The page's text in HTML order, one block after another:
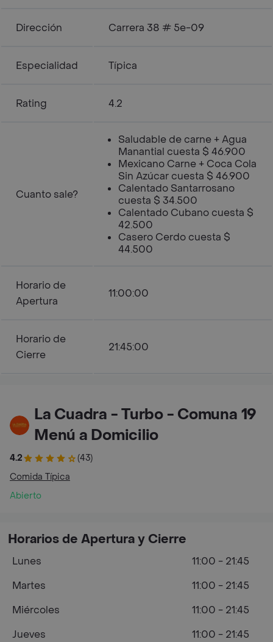
Dirección Carrera 38 # 5e-09
Especialidad Típica
Rating 4.2
Cuanto sale?
Saludable de carne + Agua
Manantial cuesta $ 46.900
Mexicano Carne + Coca Cola
Sin Azúcar cuesta $ 46.900
Calentado Santarrosano
cuesta $ 34.500
Calentado Cubano cuesta $
42.500
Casero Cerdo cuesta $
44.500
Horario de
Apertura
11:00:00
Horario de
Cierre
21:45:00
La Cuadra - Turbo - Comuna 19
Menú a Domicilio
4.2
(43)
Comida Típica
Abierto
Horarios de Apertura y Cierre
Lunes
11:00 - 21:45
Martes
11:00 - 21:45
Miércoles
11:00 - 21:45
Jueves
11:00 - 21:45